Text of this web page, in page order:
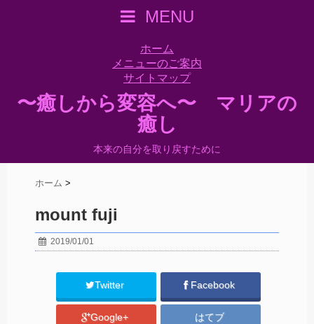
MENU
ホーム
メニューのご案内
サイトマップ
〜癒しから変容へ〜 マリアの
癒し
本来の自分を取り戻すために
ホーム >
mount fuji
2019/01/01
Twitter Facebook
Google+ はてブ